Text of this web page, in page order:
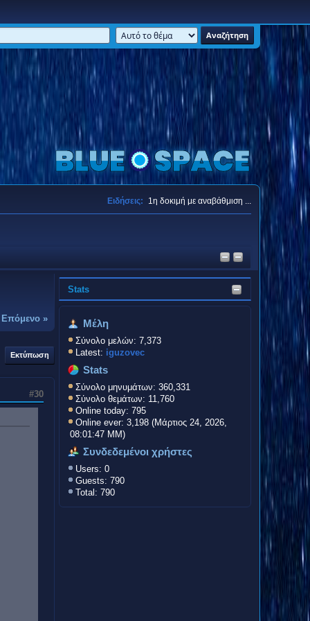
Ειδήσεις: 1η δοκιμή με αναβάθμιση ...
Stats
Μέλη
Σύνολο μελών: 7,373
Latest: iguzovec
Stats
Σύνολο μηνυμάτων: 360,331
Σύνολο θεμάτων: 11,760
Online today: 795
Online ever: 3,198 (Μάρτιος 24, 2026,
08:01:47 ΜΜ)
Συνδεδεμένοι χρήστες
Users: 0
Guests: 790
Total: 790
Επόμενο »
Εκτύπωση
#30